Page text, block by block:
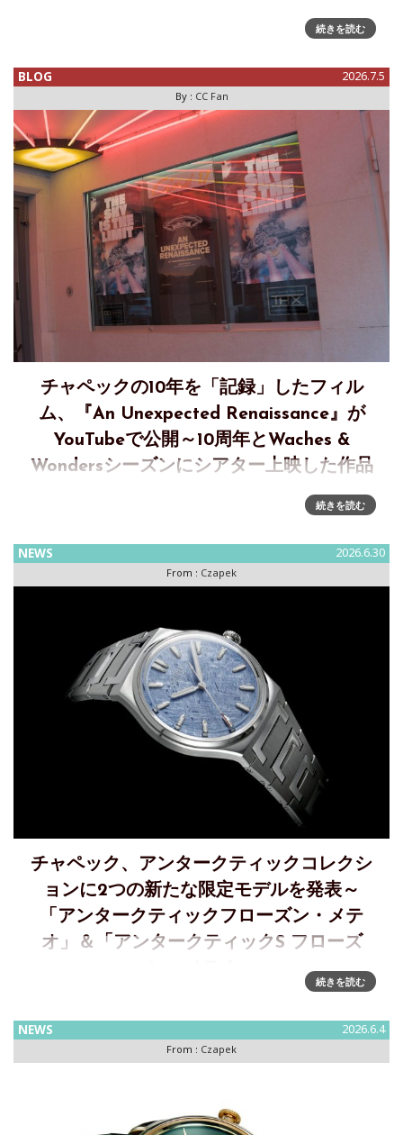
株式会社ノーブルスタイリングは、スイスの独立系時計ブラ
ンド「Czapek（チャペック）」の復活10周年を記念した特別
ウス「原宿クロコダイル」にて開催いたします。 当日は、
Czap
続きを読む
BLOG 2026.7.5
By : CC Fan
チャペックの10年を「記録」したフィル
ム、『An Unexpected Renaissance』が
YouTubeで公開～10周年とWaches &
Wondersシーズンにシアター上映した作品
去年末のGPHGシーズンに10周年を大々的に祝ったチャペッ
クが、ミニシアターを使い、10年間の「記録」、『An
続きを読む
NEWS 2026.6.30
From : Czapek
チャペック、アンタークティックコレクシ
ョンに2つの新たな限定モデルを発表～
「アンタークティックフローズン・メテ
オ」＆「アンタークティックS フローズ
する「アンタークティックフローズン・メテオ」を発表チャ
ペックは、アンタークティックコレクションに2つの新たな限
定モデルを発表します。40.5mmケース、38本限定の「アン
続きを読む
NEWS 2026.6.4
From : Czapek